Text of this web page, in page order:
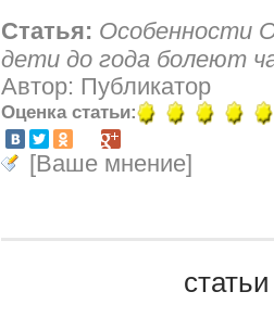
Статья: Особенности
дети до года болеют
Автор: Публикатор
Оценка статьи:
[Ваше мнение]